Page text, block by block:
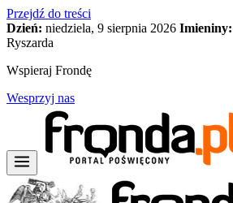
Przejdź do treści
Dzień: niedziela, 9 sierpnia 2026 Imieniny:
Ryszarda
Wspieraj Frondę
Wesprzyj nas